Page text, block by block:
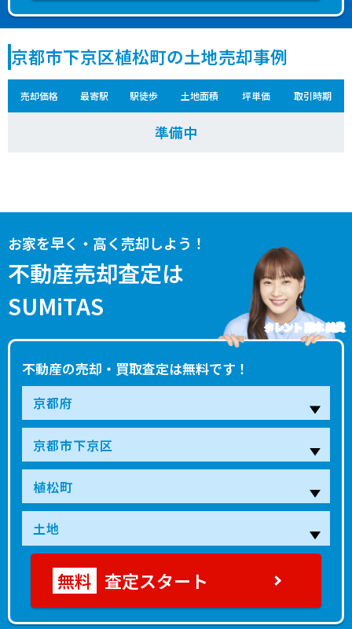
京都市下京区植松町の土地売却事例
売却価格 最寄駅 駅徒歩 土地面積 坪単価 取引時期
準備中
お家を早く・高く売却しよう！
不動産売却査定は
SUMiTAS
不動産の売却・買取査定は無料です！
タレント 藤本 美貴
査定スタート